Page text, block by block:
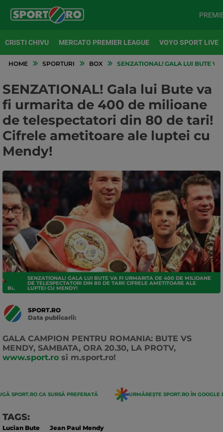
CRISTI CHIVU MERCATO PREMIER LEAGUE VOYO SPORT LIVE
HOME SPORTURI BOX SENZATIONAL! GALA LUI BUTE
SENZATIONAL! Gala lui Bute va
fi urmarita de 400 de milioane
de telespectatori din 80 de tari!
Cifrele ametitoare ale luptei cu
Mendy!
BOX
SENZATIONAL! GALA LUI BUTE VA FI URMARITA DE 400 DE MILIOANE
DE TELESPECTATORI DIN 80 DE TARI! CIFRELE AMETITOARE ALE
LUPTEI CU MENDY!
SPORT.RO
Data publicarii:
GALA CAMPION PENTRU ROMANIA: BUTE VS
MENDY, SAMBATA, ORA 20.30, LA PROTV,
www.sport.ro si m.sport.ro!
SPORT.RO CA SURSĂ PREFERATĂ URMĂREȘTE SPORT.RO ÎN GOOGLE
TAGS:
Lucian Bute Jean Paul Mendy